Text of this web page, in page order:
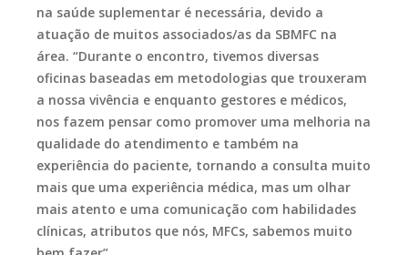
na saúde suplementar é necessária, devido a
atuação de muitos associados/as da SBMFC na
área. “Durante o encontro, tivemos diversas
oficinas baseadas em metodologias que trouxeram
a nossa vivência e enquanto gestores e médicos,
nos fazem pensar como promover uma melhoria na
qualidade do atendimento e também na
experiência do paciente, tornando a consulta muito
mais que uma experiência médica, mas um olhar
mais atento e uma comunicação com habilidades
clínicas, atributos que nós, MFCs, sabemos muito